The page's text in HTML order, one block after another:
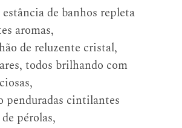
de banhos repleta
aromas,
de reluzente cristal,
todos brilhando com
penduradas cintilantes
pérolas,